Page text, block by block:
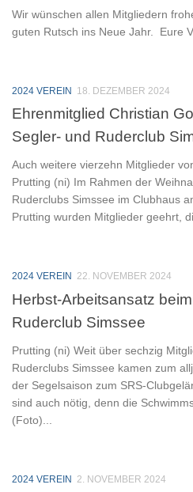
Wir wünschen allen Mitgliedern
guten Rutsch ins Neue Jahr. Eure
2024 VEREIN 18. DEZEMBER 2024
Ehrenmitglied Christian
Segler- und Ruderclub
Auch weitere vierzehn Mitglieder
Prutting (ni) Im Rahmen der
Ruderclubs Simssee im Clubhaus
Prutting wurden Mitglieder geehrt,
2024 VEREIN 22. NOVEMBER 2024
Herbst-Arbeitsansatz
Ruderclub Simssee
Prutting (ni) Weit über sechzig
Ruderclubs Simssee kamen zum
der Segelsaison zum SRS-
sind auch nötig, denn die
(Foto)...
2024 VEREIN 2. NOVEMBER 2024